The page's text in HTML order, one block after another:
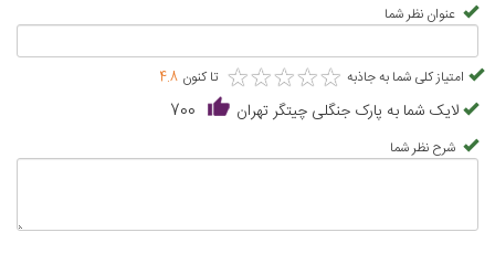
عنوان نظر شما
امتیاز کلی شما به جاذبه ★★★★★
★★★★★ تا کنون 4.8
لایک شما به پارک جنگلی چیتگر تهران 700
شرح نظر شما